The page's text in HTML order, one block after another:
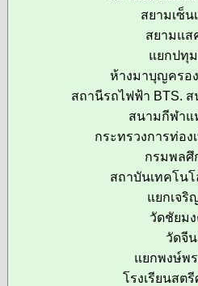
สยามเซ็น
สยามแส
แยกปทุ
ห้างมาบุญครอ
สถานีรถไฟฟ้า BTS.
สนามกีฬาแ
กระทรวงการท่อง
กรมพลศึ
สถาบันเทคโน
แยกเจริ
วัดชัยม
วัดจีน
แยกพงษ์พ
โรงเรียนสต